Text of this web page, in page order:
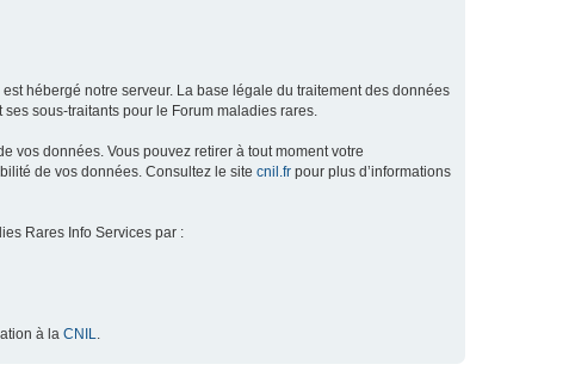
hébergé notre serveur. La base légale du traitement des données
sous-traitants pour le Forum maladies rares.
vos données. Vous pouvez retirer à tout moment votre
de vos données. Consultez le site cnil.fr pour plus d’informations
Rares Info Services par :
à la CNIL.